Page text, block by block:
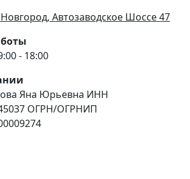
Автозаводское Шоссе 47
- 18:00
Яна Юрьевна ИНН
ОГРН/ОГРНИП